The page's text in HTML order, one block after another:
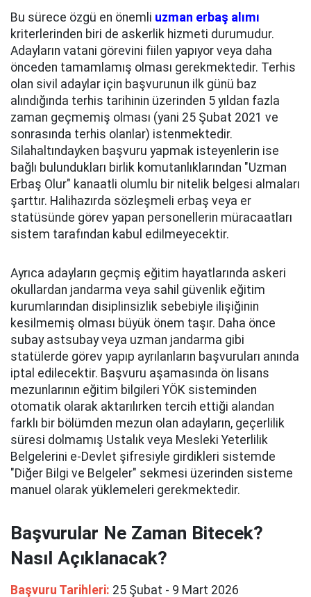
Bu sürece özgü en önemli uzman erbaş alımı
kriterlerinden biri de askerlik hizmeti durumudur.
Adayların vatani görevini fiilen yapıyor veya daha
önceden tamamlamış olması gerekmektedir. Terhis
olan sivil adaylar için başvurunun ilk günü baz
alındığında terhis tarihinin üzerinden 5 yıldan fazla
zaman geçmemiş olması (yani 25 Şubat 2021 ve
sonrasında terhis olanlar) istenmektedir.
Silahaltındayken başvuru yapmak isteyenlerin ise
bağlı bulundukları birlik komutanlıklarından "Uzman
Erbaş Olur" kanaatli olumlu bir nitelik belgesi almaları
şarttır. Halihazırda sözleşmeli erbaş veya er
statüsünde görev yapan personellerin müracaatları
sistem tarafından kabul edilmeyecektir.
Ayrıca adayların geçmiş eğitim hayatlarında askeri
okullardan jandarma veya sahil güvenlik eğitim
kurumlarından disiplinsizlik sebebiyle ilişiğinin
kesilmemiş olması büyük önem taşır. Daha önce
subay astsubay veya uzman jandarma gibi
statülerde görev yapıp ayrılanların başvuruları anında
iptal edilecektir. Başvuru aşamasında ön lisans
mezunlarının eğitim bilgileri YÖK sisteminden
otomatik olarak aktarılırken tercih ettiği alandan
farklı bir bölümden mezun olan adayların, geçerlilik
süresi dolmamış Ustalık veya Mesleki Yeterlilik
Belgelerini e-Devlet şifresiyle girdikleri sistemde
"Diğer Bilgi ve Belgeler" sekmesi üzerinden sisteme
manuel olarak yüklemeleri gerekmektedir.
Başvurular Ne Zaman Bitecek?
Nasıl Açıklanacak?
Başvuru Tarihleri: 25 Şubat - 9 Mart 2026